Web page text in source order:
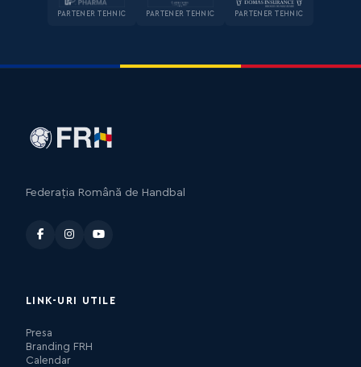
PARTENER TEHNIC PARTENER TEHNIC PARTENER TEHNIC
Federația Română de Handbal
LINK-URI UTILE
Presa
Branding FRH
Calendar